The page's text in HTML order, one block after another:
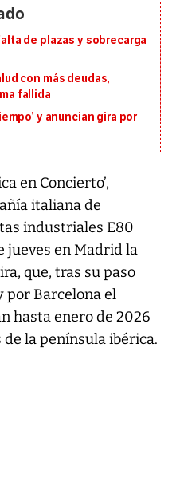
de plazas y sobrecarga
con más deudas,
fallida
y anuncian gira por
en Concierto’,
italiana de
industriales E80
jueves en Madrid la
que, tras su paso
por Barcelona el
hasta enero de 2026
la península ibérica.